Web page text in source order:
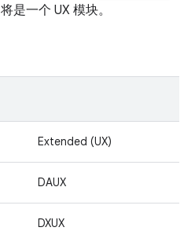
将是一个 UX 模块。
Extended (UX)
DAUX
DXUX